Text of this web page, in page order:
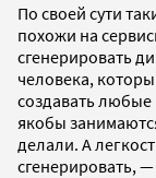
По своей сути
похожи на
сгенерировать
человека,
создавать
якобы
делали. А
сгенерировать,